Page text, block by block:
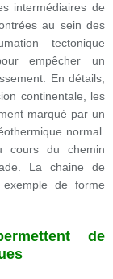
intermédiaires de
au sein des
tectonique
empêcher un
En détails,
continentale, les
marqué par un
normal.
cours du chemin
La chaine de
de forme
de